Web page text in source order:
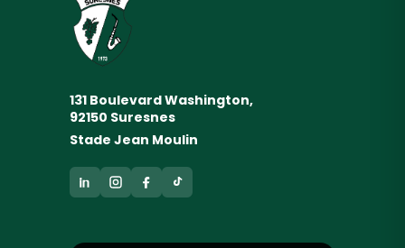
131 Boulevard Washington,
92150 Suresnes
Stade Jean Moulin